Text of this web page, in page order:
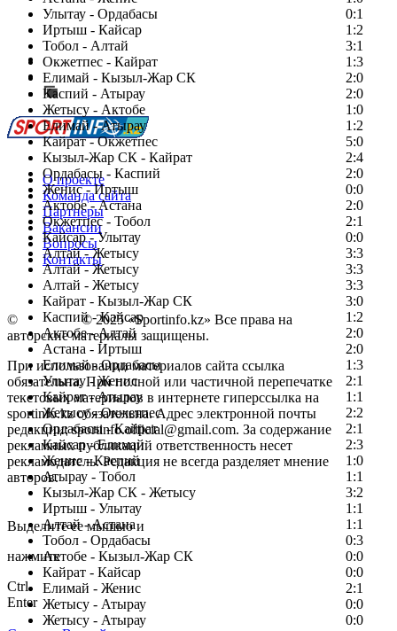
Улытау - Ордабасы
0:1
Иртыш - Кайсар
1:2
Тобол - Алтай
3:1
Окжетпес - Кайрат
1:3
Елимай - Кызыл-Жар СК
2:0
Каспий - Атырау
2:0
Жетысу - Актобе
1:0
Елимай - Атырау
1:2
Кайрат - Окжетпес
5:0
Кызыл-Жар СК - Кайрат
2:4
Ордабасы - Каспий
2:0
Женис - Иртыш
0:0
Актобе - Астана
2:0
Окжетпес - Тобол
2:1
Кайсар - Улытау
0:0
Алтай - Жетысу
3:3
Алтай - Жетысу
3:3
Алтай - Жетысу
3:3
Кайрат - Кызыл-Жар СК
3:0
Каспий - Кайсар
1:2
Актобе - Алтай
2:0
Астана - Иртыш
2:0
Елимай - Ордабасы
1:3
Улытау - Женис
2:1
Кайрат - Атырау
1:1
Жетысу - Окжетпес
2:2
Ордабасы - Кайрат
2:1
Кайсар - Елимай
2:3
Женис - Каспий
1:0
Атырау - Тобол
1:1
Кызыл-Жар СК - Жетысу
3:2
Иртыш - Улытау
1:1
Алтай - Астана
1:1
Тобол - Ордабасы
0:3
Актобе - Кызыл-Жар СК
0:0
Кайрат - Кайсар
0:0
Елимай - Женис
2:1
Жетысу - Атырау
0:0
Жетысу - Атырау
0:0
Есть идея?
Сообщить о мероприятии
Перейти на старый сайт
О проекте
Команда сайта
Партнеры
Вакансии
Вопросы
Контакты
© Copyright© 2025 «Sportinfo.kz» Все права на
авторские материалы защищены.
При использовании материалов сайта ссылка
обязательна. При полной или частичной перепечатке
текстовых материалов в интернете гиперссылка на
sportinfo.kz обязательна. Адрес электронной почты
редакции: sportinfo.official@gmail.com. За содержание
рекламных публикаций ответственность несет
рекламодатель. Редакция не всегда разделяет мнение
авторов.
Заметили ошибку в тексте?
Выделите ее мышью и
нажмите
Ctrl
Enter